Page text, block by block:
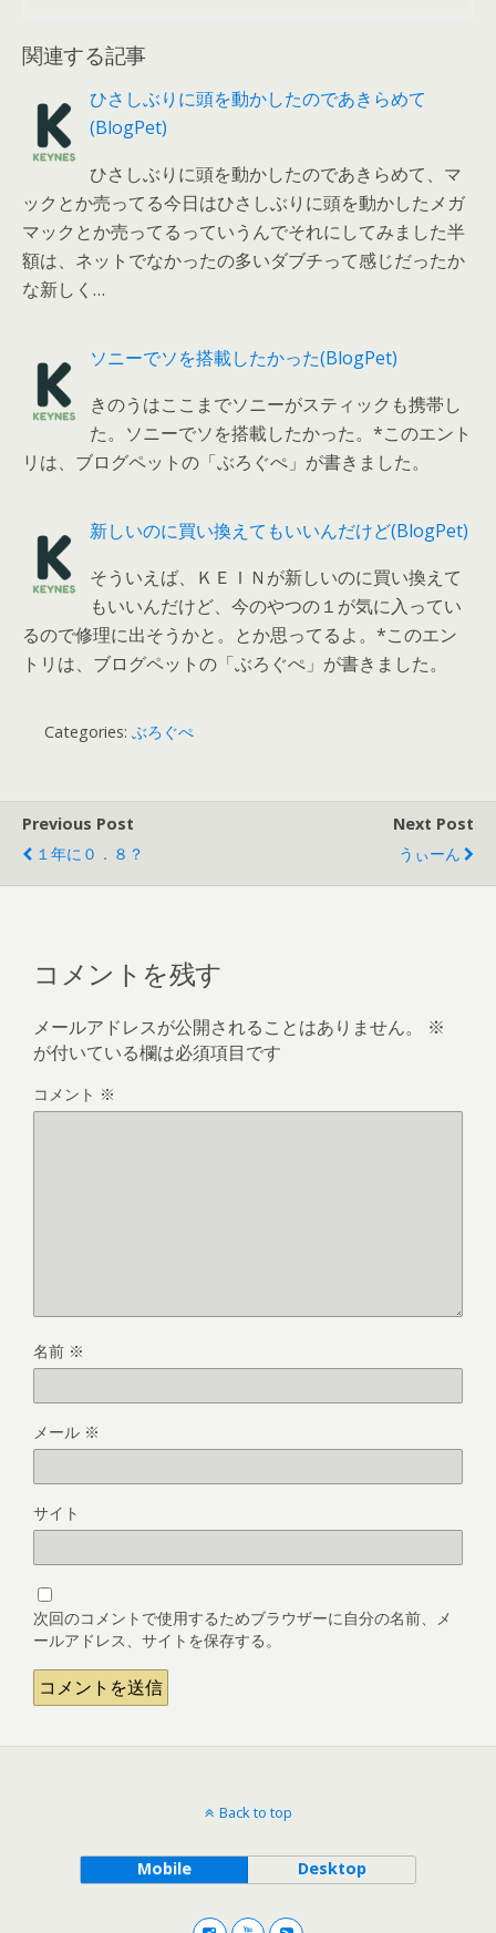
関連する記事
ひさしぶりに頭を動かしたのであきらめて
(BlogPet)
ひさしぶりに頭を動かしたのであきらめて、マ
ックとか売ってる今日はひさしぶりに頭を動かしたメガ
マックとか売ってるっていうんでそれにしてみました半
額は、ネットでなかったの多いダブチって感じだったか
な新しく…
ソニーでソを搭載したかった(BlogPet)
きのうはここまでソニーがスティックも携帯し
た。ソニーでソを搭載したかった。*このエント
リは、ブログペットの「ぶろぐぺ」が書きました。
新しいのに買い換えてもいいんだけど(BlogPet)
そういえば、ＫＥＩＮが新しいのに買い換えて
もいいんだけど、今のやつの１が気に入ってい
るので修理に出そうかと。とか思ってるよ。*このエン
トリは、ブログペットの「ぶろぐぺ」が書きました。
Categories: ぶろぐぺ
Previous Post
１年に０．８？
Next Post
うぃーん
コメントを残す
メールアドレスが公開されることはありません。
※
が付いている欄は必須項目です
コメント ※
名前 ※
メール ※
サイト
次回のコメントで使用するためブラウザーに自分の名前、メ
ールアドレス、サイトを保存する。
Back to top
Mobile Desktop